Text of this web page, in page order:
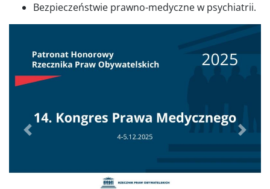
Bezpieczeństwie prawno-medyczne w psychiatrii.
Poprzednie Dalej